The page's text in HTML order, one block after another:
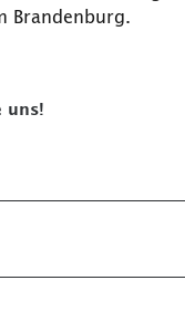
Brandenburg.
uns!